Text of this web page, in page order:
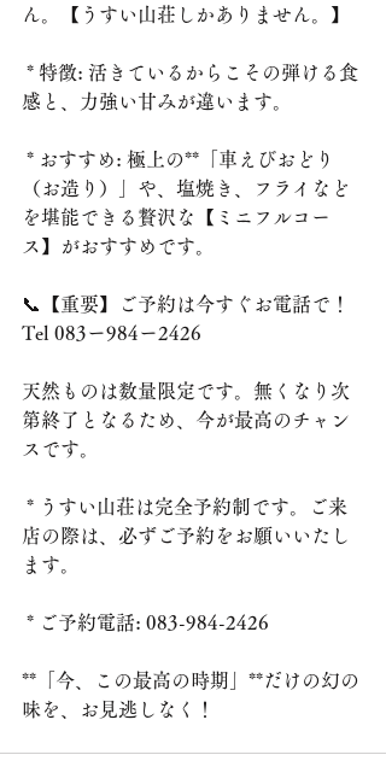
ん。【うすい山荘しかありません。】
感と、力強い甘みが違います。
（お造り）」や、塩焼き、フライなど
を堪能できる贅沢な【ミニフルコー
ス】がおすすめです。
📞【重要】ご予約は今すぐお電話で！
Tel 083ー984ー2426
天然ものは数量限定です。無くなり次
第終了となるため、今が最高のチャン
スです。
店の際は、必ずご予約をお願いいたし
ます。
* ご予約電話: 083-984-2426
**「今、この最高の時期」**だけの幻の
味を、お見逃しなく！